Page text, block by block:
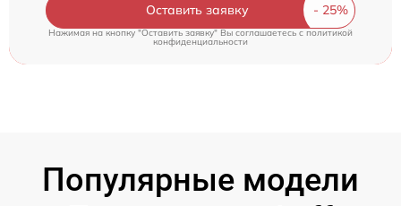
Оставить заявку
Нажимая на кнопку "Оставить заявку" Вы соглашаетесь cполитикой
конфиденциальности
Популярные модели